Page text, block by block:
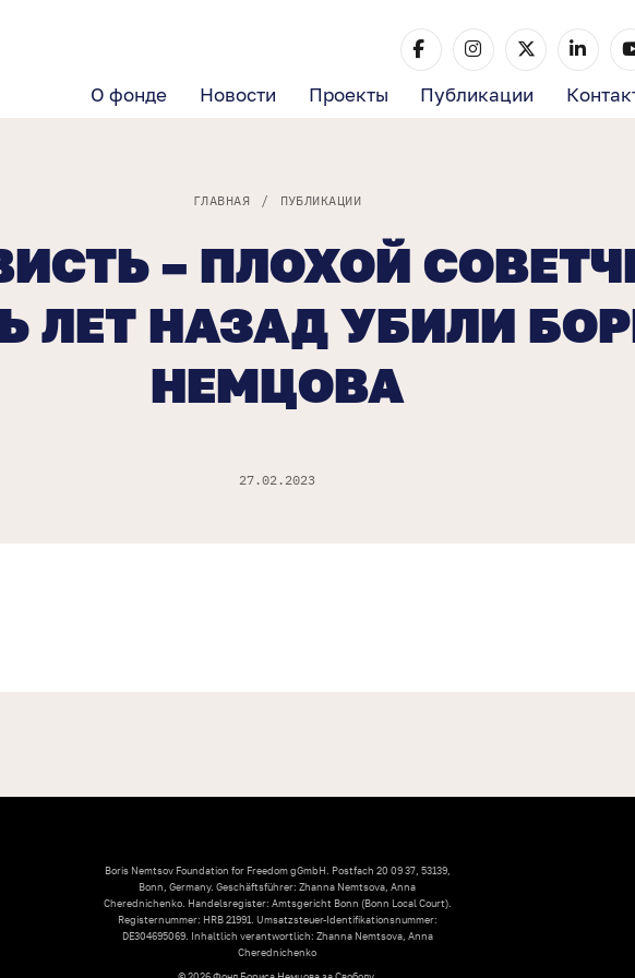
Публикации
Проекты
Новости
О фонде
ГЛАВНАЯ / ПУБЛИКАЦИИ
– ПЛОХОЙ
ЛЕТ НАЗАД УБИЛИ
НЕМЦОВА
27.02.2023
Boris Nemtsov Foundation for Freedom gGmbH. Postfach 20 09 37, 53139,
Bonn, Germany. Geschäftsführer: Zhanna Nemtsova, Anna
Cherednichenko. Handelsregister: Amtsgericht Bonn (Bonn Local Court).
Registernummer: HRB 21991. Umsatzsteuer-Identifikationsnummer:
DE304695069. Inhaltlich verantwortlich: Zhanna Nemtsova, Anna
Cherednichenko